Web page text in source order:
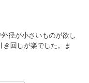
径が小さいものが欲し
き回しが楽でした。ま